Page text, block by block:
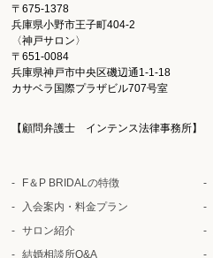
〒675-1378
兵庫県小野市王子町404-2
〈神戸サロン〉
〒651-0084
兵庫県神戸市中央区磯辺通1-1-18
カサベラ国際プラザビル707号室
【顧問弁護士 インテンス法律事務所】
F＆P BRIDALの特徴
入会案内・料金プラン
サロン紹介
結婚相談所Q&A